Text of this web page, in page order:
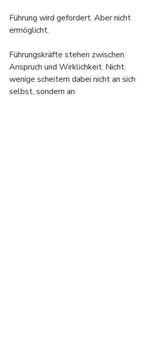
Führung wird gefordert. Aber nicht
ermöglicht.
Führungskräfte stehen zwischen
Anspruch und Wirklichkeit. Nicht
wenige scheitern dabei nicht an sich
selbst, sondern an